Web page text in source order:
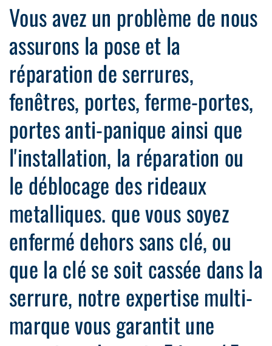
Vous avez un problème de nous
assurons la pose et la
réparation de serrures,
fenêtres, portes, ferme-portes,
portes anti-panique ainsi que
l'installation, la réparation ou
le déblocage des rideaux
metalliques. que vous soyez
enfermé dehors sans clé, ou
que la clé se soit cassée dans la
serrure, notre expertise multi-
marque vous garantit une